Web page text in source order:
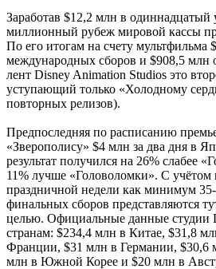
Заработав $12,2 млн в одиннадцатый
миллионный рубеж мировой кассы
По его итогам на счету мультфильма
международных сборов и $908,5
лент Disney Animation Studios это
уступающий только «Холодному
повторных релизов).
Предпоследняя по расписанию
«Зверополису» $4 млн за два дня в
результат получился на 26% слабее
11% лучше «Головоломки». С
праздничной недели как минимум
финальных сборов представляются
целью. Официальные данные студии
странам: $234,4 млн в Китае, $31,8
Франции, $31 млн в Германии, $30,6
млн в Южной Корее и $20 млн в